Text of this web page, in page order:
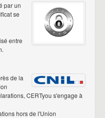
par un
se
entre
de la
CERTyou s'engage à
hors de l'Union